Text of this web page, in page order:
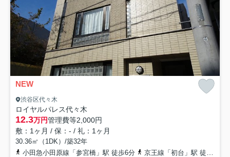
NEW
渋谷区代々木
ロイヤルパレス代々木
12.3万円管理費等2,000円
敷：1ヶ月 / 保：- / 礼：1ヶ月
30.36㎡（1DK）/築32年
小田急小田原線「参宮橋」駅 徒歩6分
京王線「初台」駅 徒歩7分